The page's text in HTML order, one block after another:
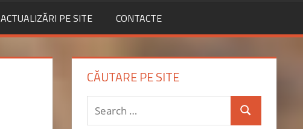
ACTUALIZĂRI PE SITE CONTACTE
CĂUTARE PE SITE
Search
for:
Search